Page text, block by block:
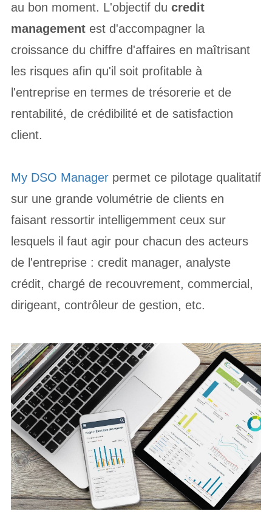
au bon moment. L'objectif du credit
managementest d'accompagner la
croissance du chiffre d'affaires en maîtrisant
les risques afin qu'il soit profitable à
l'entreprise en termes de trésorerie et de
rentabilité, de crédibilité et de satisfaction
client.
My DSO Managerpermet ce pilotage qualitatif
sur une grande volumétrie de clients en
faisant ressortir intelligemment ceux sur
lesquels il faut agir pour chacun des acteurs
de l'entreprise : credit manager, analyste
crédit, chargé de recouvrement, commercial,
dirigeant, contrôleur de gestion, etc.